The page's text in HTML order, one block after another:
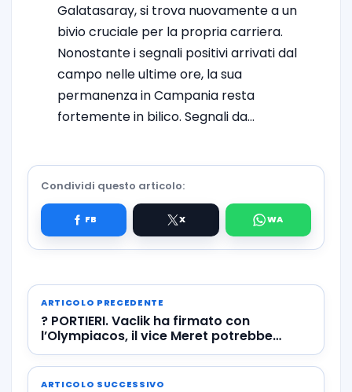
Galatasaray, si trova nuovamente a un
bivio cruciale per la propria carriera.
Nonostante i segnali positivi arrivati dal
campo nelle ultime ore, la sua
permanenza in Campania resta
fortemente in bilico. Segnali da…
Condividi questo articolo:
ARTICOLO PRECEDENTE
? PORTIERI. Vaclik ha firmato con
l’Olympiacos, il vice Meret potrebbe
essere Sirigu
ARTICOLO SUCCESSIVO